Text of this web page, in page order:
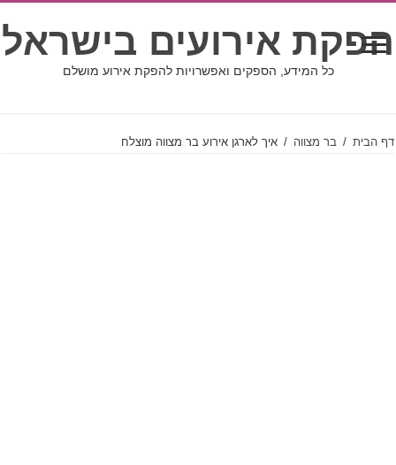
הפקת אירועים בישראל
כל המידע, הספקים ואפשרויות להפקת אירוע מושלם
דף הבית / בר מצווה / איך לארגן אירוע בר מצווה מוצלח